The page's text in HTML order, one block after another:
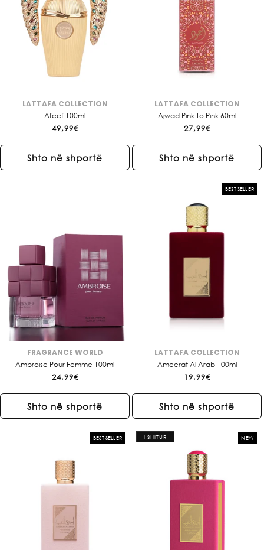
Brendi:
LATTAFA COLLECTION
Afeef 100ml
Çmimi
49,99€
Shto në shportë
Brendi:
LATTAFA COLLECTION
Ajwad Pink To Pink 60ml
Çmimi
27,99€
Shto në shportë
Brendi:
FRAGRANCE WORLD
Ambroise Pour Femme 100ml
Çmimi
24,99€
Shto në shportë
BEST SELLER
Brendi:
LATTAFA COLLECTION
Ameerat Al Arab 100ml
Çmimi
19,99€
Shto në shportë
BEST SELLER NEW
I SHITUR